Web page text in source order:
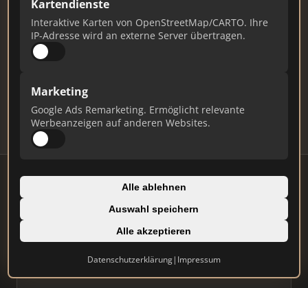
Kartendienste
Interaktive Karten von OpenStreetMap/CARTO. Ihre
IP-Adresse wird an externe Server übertragen.
Marketing
Google Ads Remarketing. Ermöglicht relevante
Werbeanzeigen auf anderen Websites.
Alle ablehnen
Auswahl speichern
Alle akzeptieren
Datenschutzerklärung| Impressum
Ist das Ihr Unternehmen?
Verifizieren Sie Ihr Profil, bearbeiten Sie Ihre
Updates.
Profil beanspruchen